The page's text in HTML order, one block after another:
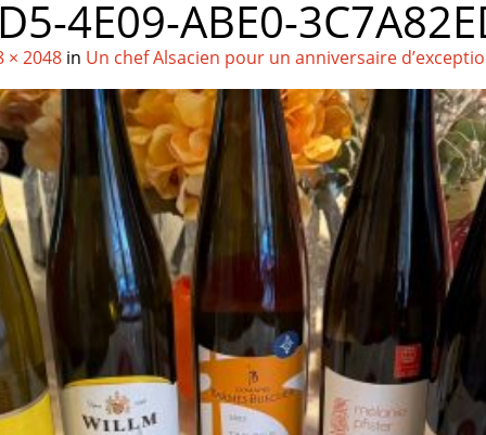
4E09-ABE0-
× 2048 in Un chef Alsacien pour un anniversaire